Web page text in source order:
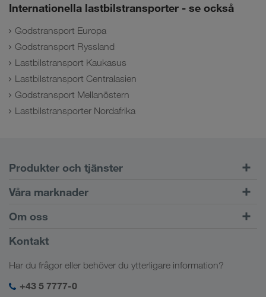
Internationella lastbilstransporter - se också
Godstransport Europa
Godstransport Ryssland
Lastbilstransport Kaukasus
Lastbilstransport Centralasien
Godstransport Mellanöstern
Lastbilstransporter Nordafrika
Produkter och tjänster
Vägtransport
Kundportalen CONNECT
Digitala lösningar
Branschlösningar
Våra marknader
Europa
Kaukasus
Centralasien
Mellanöstern
Om oss
Företagsinformation
Socialt ansvar
SHEQ-management
Kontakt
Har du frågor eller behöver du ytterligare information?
+43 5 7777-0